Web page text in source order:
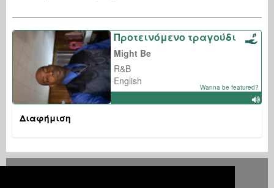
Προτεινόμενο τραγούδι
Might Be
R&B
English
Wanna be featured?
Διαφήμιση
Deutsch English Español Français Polski Русский Italiano Ελληνικά